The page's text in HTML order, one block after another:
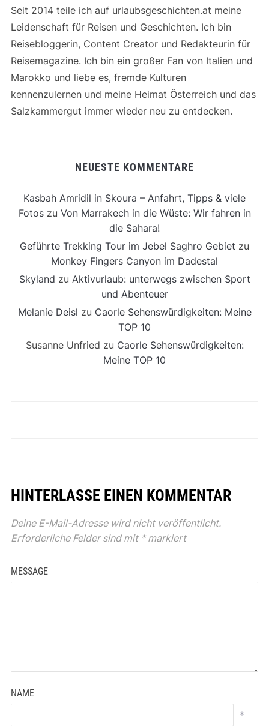
Seit 2014 teile ich auf urlaubsgeschichten.at meine
Leidenschaft für Reisen und Geschichten. Ich bin
Reisebloggerin, Content Creator und Redakteurin für
Reisemagazine. Ich bin ein großer Fan von Italien und
Marokko und liebe es, fremde Kulturen
kennenzulernen und meine Heimat Österreich und das
Salzkammergut immer wieder neu zu entdecken.
NEUESTE KOMMENTARE
Kasbah Amridil in Skoura – Anfahrt, Tipps & viele
Fotoszu Von Marrakech in die Wüste: Wir fahren in
die Sahara!
Geführte Trekking Tour im Jebel Saghro Gebiet zu
Monkey Fingers Canyon im Dadestal
Skyland zu Aktivurlaub: unterwegs zwischen Sport
und Abenteuer
Melanie Deisl zu Caorle Sehenswürdigkeiten: Meine
TOP 10
Susanne Unfried zu Caorle Sehenswürdigkeiten:
Meine TOP 10
HINTERLASSE EINEN KOMMENTAR
Deine E-Mail-Adresse wird nicht veröffentlicht.
Erforderliche Felder sind mit *markiert
MESSAGE
NAME
*